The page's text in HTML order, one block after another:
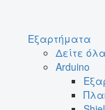
Εξαρτήματα
Δείτε
Arduino